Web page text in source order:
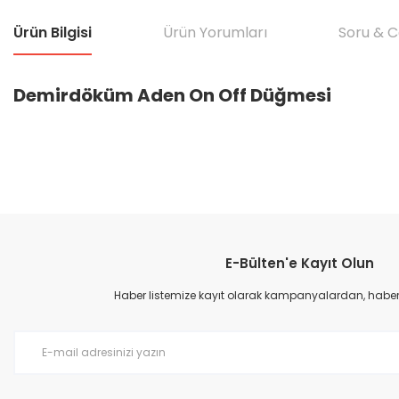
Ürün Bilgisi Ürün Yorumları Soru &
Demirdöküm Aden On Off Düğmesi
Ürün resmi kalitesiz, bozuk veya görüntülenemiyor.
Ürün açıklamasında eksik bilgiler bulunuyor.
E-Bülten'e Kayıt Olun
Haber listemize kayıt olarak kampanyalardan,